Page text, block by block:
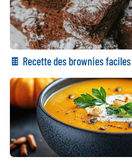
🍫 Recette des brownies faciles